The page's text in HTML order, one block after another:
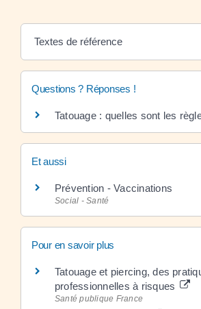
Textes de référence
Questions ? Réponses !
Tatouage : quelles sont les
Et aussi
Prévention - Vaccinations
Social - Santé
Pour en savoir plus
Tatouage et piercing, des
professionnelles à risques
Santé publique France